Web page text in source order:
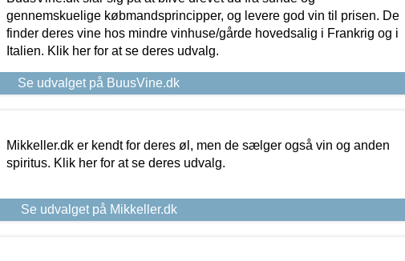
gennemskuelige købmandsprincipper, og levere god vin til prisen. De
finder deres vine hos mindre vinhuse/gårde hovedsalig i Frankrig og i
Italien. Klik her for at se deres udvalg.
Se udvalget på BuusVine.dk
Mikkeller.dk er kendt for deres øl, men de sælger også vin og anden
spiritus. Klik her for at se deres udvalg.
Se udvalget på Mikkeller.dk